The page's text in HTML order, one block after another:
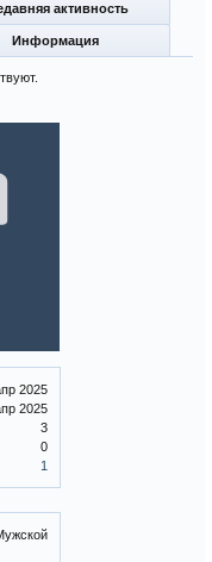
2025
2025
3
0
1
активность
Информация